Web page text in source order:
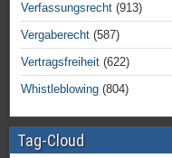
Verfassungsrecht (913)
Vergaberecht (587)
Vertragsfreiheit (622)
Whistleblowing (804)
Tag-Cloud